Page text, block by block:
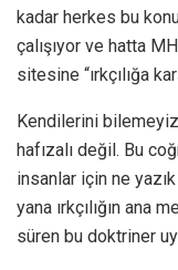
kadar herkes bu
çalışıyor ve hatta
sitesine “ırkçılığa
Kendilerini bilemeyiz
hafızalı değil. Bu
insanlar için ne
yana ırkçılığın ana
süren bu doktriner